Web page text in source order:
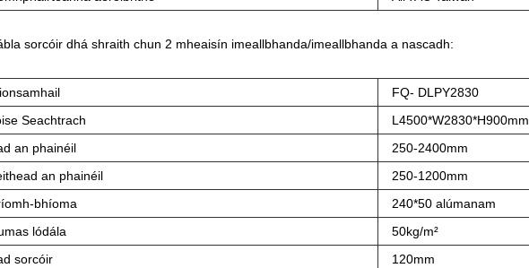
sorcóir dhá shraith chun 2 mheaisín imeallbhanda/imeallbhanda a nascadh:
FQ- DLPY2830
Seachtrach
L4500*W2830*H900mm
an phainéil
250-2400mm
an phainéil
250-1200mm
bhíoma
240*50 alúmanam
lódála
50kg/m²
sorcóir
120mm